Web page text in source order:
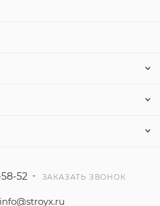
52 ЗАКАЗАТЬ ЗВОНОК
info@stroyx.ru